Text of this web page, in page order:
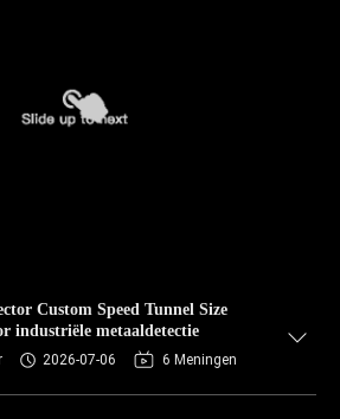
Custom Speed Tunnel Size
industriële metaaldetectie
2026-07-06 6 Meningen